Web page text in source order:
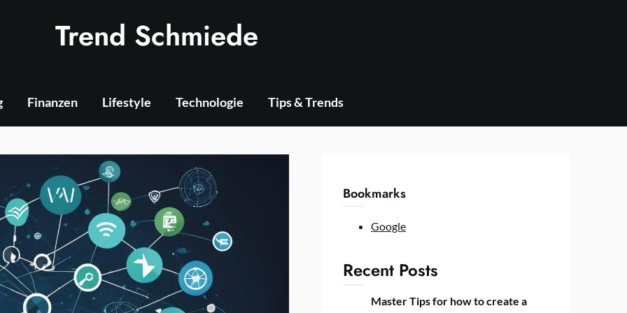
Trend Schmiede
Finanzen Lifestyle Technologie Tips & Trends
Bookmarks
Google
Recent Posts
Master Tips for how to create a